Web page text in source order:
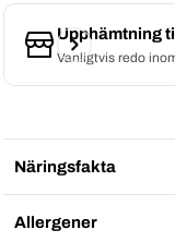
Upphämtning
Vanligtvis redo
Näringsfakta
Allergener